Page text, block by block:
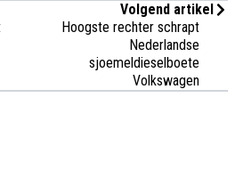
Volgend artikel
Hoogste rechter schrapt
Nederlandse
sjoemeldieselboete
Volkswagen